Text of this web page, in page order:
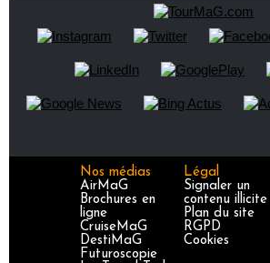
Nos médias
AirMaG
Brochures en
ligne
CruiseMaG
DestiMaG
Futuroscopie
Légal
Signaler un
contenu illicite
Plan du site
RGPD
Cookies